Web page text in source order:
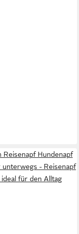
Reisenapf Hundenapf
- Reisenapf
ideal für den Alltag